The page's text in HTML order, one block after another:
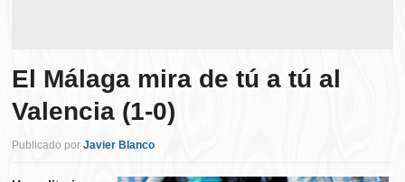
El Málaga mira de tú a tú al
Valencia (1-0)
Publicado porJavier Blanco